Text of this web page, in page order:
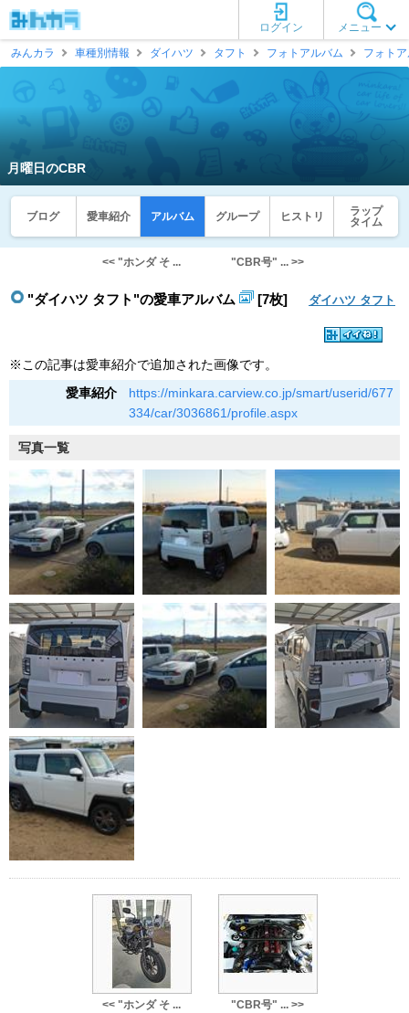
メニュー
ログイン
みんカラ
車種別情報 ダイハツ タフト フォトアルバム フォト
月曜日のCBR
ブログ 愛車紹介 アルバム グループ ヒストリ
ラップ
タイム
<< "ホンダ そ ... "CBR号" ... >>
"ダイハツ タフト"の愛車アルバム [7枚] ダイハツ タフト
※この記事は愛車紹介で追加された画像です。
愛車紹介
https://minkara.carview.co.jp/smart/userid/677
334/car/3036861/profile.aspx
写真一覧
<< "ホンダ そ ... "CBR号" ... >>